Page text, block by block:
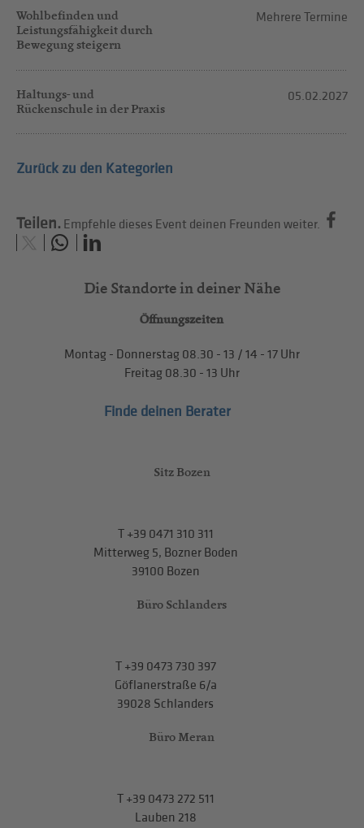
Wohlbefinden und
Leistungsfähigkeit durch
Bewegung steigern
Mehrere Termine
Haltungs- und
Rückenschule in der Praxis
05.02.2027
Zurück zu den Kategorien
Teilen. Empfehle dieses Event deinen Freunden weiter.
Die Standorte in deiner Nähe
Öffnungszeiten
Montag - Donnerstag 08.30 - 13 / 14 - 17 Uhr
Freitag 08.30 - 13 Uhr
Finde deinen Berater
Sitz Bozen
T+39 0471 310 311
Mitterweg 5, Bozner Boden
39100 Bozen
Büro Schlanders
T+39 0473 730 397
Göflanerstraße 6/a
39028 Schlanders
Büro Meran
T+39 0473 272 511
Lauben 218